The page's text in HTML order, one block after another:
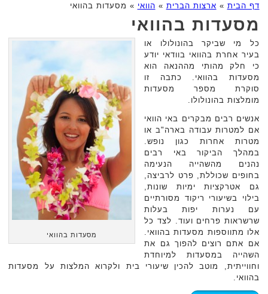
דף הבית » ארצות הברית » הוואי » מסעדות בהוואי
מסעדות בהוואי
מסעדות בהוואי
כל מי שביקר בהונולולו או
בעיר אחרת בהוואי בוודאי יודע
כי חלק מהותי מההנאה הוא
מסעדות בהוואי. כתבה זו
סוקרת מספר מסעדות
מומלצות בהונולולו.
אנשים רבים מבקרים באי הוואי
אם למטרות עבודה בארה"ב או
מטרות אחרות כגון נופש.
במהלך הביקור באי רבים
נהנים מהשהייה הנעימה
בחופים שכוללת, פרט לרביצה,
גם אטרקציות ימיות שונות,
בילוי בשיעורי ריקוד מסורתיים
עם נערות יפות בעלות
שרשראות פרחים ועוד. לצד כל
אלו מתווספות מסעדות בהוואי.
אם אתם רוצים להפוך גם את
השהייה במסעדות למיוחדת
וחווייתית, מוטב להכין שיעורי בית ולקרוא המלצות על מסעדות
בהוואי.